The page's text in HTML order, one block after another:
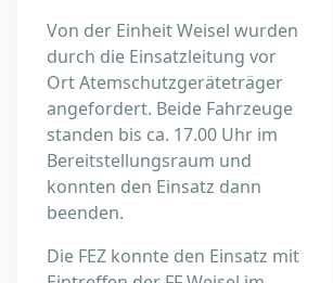
Von der Einheit Weisel wurden
durch die Einsatzleitung vor
Ort Atemschutzgeräteträger
angefordert. Beide Fahrzeuge
standen bis ca. 17.00 Uhr im
Bereitstellungsraum und
konnten den Einsatz dann
beenden.
Die FEZ konnte den Einsatz mit